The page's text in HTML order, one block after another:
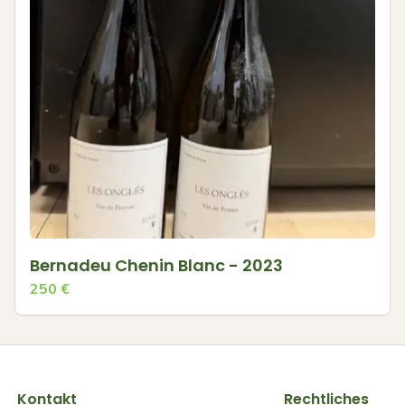
Bernadeu Chenin Blanc - 2023
250 €
Kontakt Rechtliches